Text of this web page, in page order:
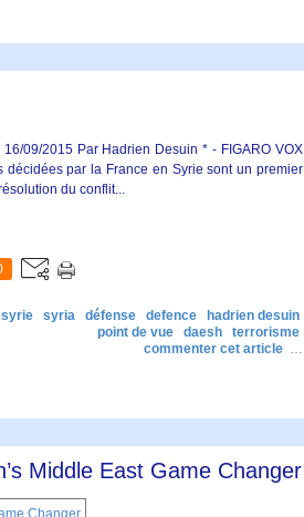
09/2015 Par Hadrien Desuin * - FIGARO VOX
par la France en Syrie sont un premier
du conflit...
syrie syria défense defence
hadrien desuin
point de vue
daesh
terrorisme
commenter cet article …
Middle East Game Changer